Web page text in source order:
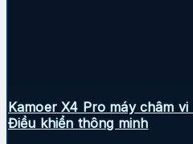
Kamoer X4 Pro máy châm vi
Điều khiển thông minh